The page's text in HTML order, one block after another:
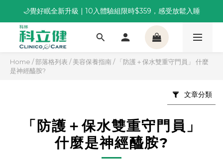
董事長推薦保養組合｜體驗價 $1,800 起，最高享 6 折
🌙覺好眠全新升級 | 10入體驗組限時$359，感受放鬆入睡
董事長推薦保養組合｜體驗價 $1,800 起，最高享 6 折
Home /部落格列表 /美容保養指南/ 「防護＋保水雙重守門員」 什麼
是神經醯胺?
文章分類
「防護＋保水雙重守門員」
什麼是神經醯胺?